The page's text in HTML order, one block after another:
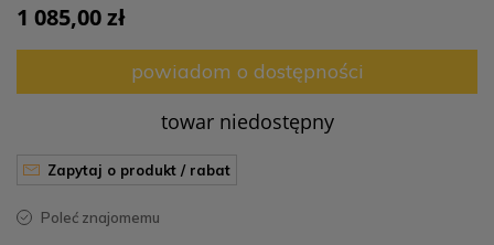
1 085,00 zł
powiadom o dostępności
towar niedostępny
zapytaj o produkt / rabat
poleć znajomemu